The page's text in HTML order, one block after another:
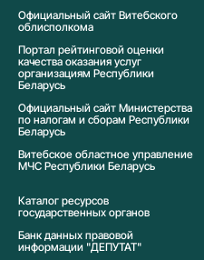
Официальный сайт Витебского
облисполкома
Портал рейтинговой оценки
качества оказания услуг
организациям Республики
Беларусь
Официальный сайт Министерства
по налогам и сборам Республики
Беларусь
Витебское областное управление
МЧС Республики Беларусь
Каталог ресурсов
государственных органов
Банк данных правовой
информации "ДЕПУТАТ"